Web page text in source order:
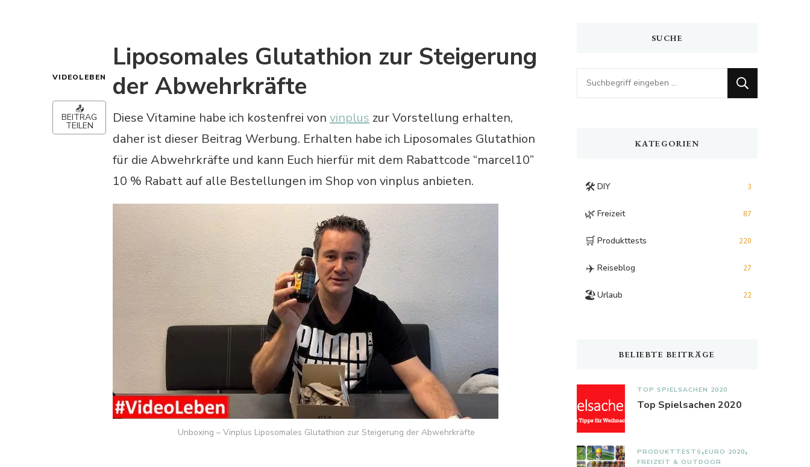
VIDEOLEBEN
📤
BEITRAG
TEILEN
Liposomales Glutathion zur Steigerung
der Abwehrkräfte
Diese Vitamine habe ich kostenfrei von vinplus zur Vorstellung erhalten,
daher ist dieser Beitrag Werbung. Erhalten habe ich Liposomales Glutathion
für die Abwehrkräfte und kann Euch hierfür mit dem Rabattcode “marcel10”
10 % Rabatt auf alle Bestellungen im Shop von vinplus anbieten.
Unboxing – Vinplus Liposomales Glutathion zur Steigerung der Abwehrkräfte
SUCHE
Looking
for
KATEGORIEN
🛠️ DIY 3
🌿 Freizeit 87
🛒 Produkttests 220
✈️ Reiseblog 27
🏖️Urlaub 22
BELIEBTE BEITRÄGE
TOP SPIELSACHEN 2020
Top Spielsachen 2020
PRODUKTTESTS EURO 2020
FREIZEIT & OUTDOOR